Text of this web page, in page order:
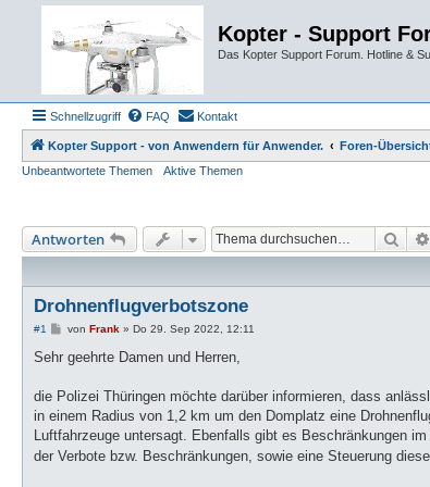
Kopter - Support
Das Kopter Support Forum. Hotline &
Schnellzugriff FAQ Kontakt
Kopter Support - von Anwendern für Anwender. Foren-
Unbeantwortete Themen
Aktive Themen
Antworten Suche
Drohnenflugverbotszone
#1
B
i
a
von Frank » Do 29. Sep 2022, 12:11
Sehr geehrte Damen und Herren,
die Polizei Thüringen möchte darüber informieren, dass
in einem Radius von 1,2 km um den Domplatz eine
Luftfahrzeuge untersagt. Ebenfalls gibt es Beschränkungen
der Verbote bzw. Beschränkungen, sowie eine Steuerung